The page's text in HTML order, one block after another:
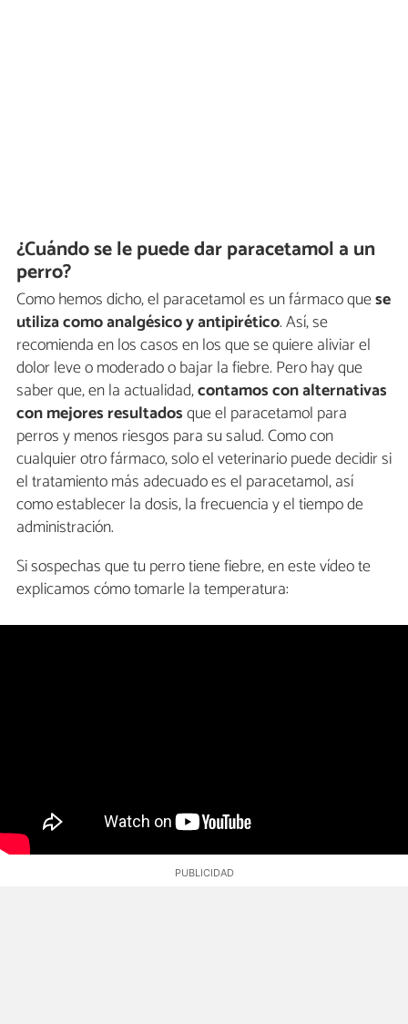
¿Cuándo se le puede dar paracetamol a un
perro?
Como hemos dicho, el paracetamol es un fármaco quese
utiliza como analgésico y antipirético. Así, se
recomienda en los casos en los que se quiere aliviar el
dolor leve o moderado o bajar la fiebre. Pero hay que
saber que, en la actualidad,contamos con alternativas
con mejores resultadosque el paracetamol para
perros y menos riesgos para su salud. Como con
cualquier otro fármaco, solo el veterinario puede decidir si
el tratamiento más adecuado es el paracetamol, así
como establecer la dosis, la frecuencia y el tiempo de
administración.
Si sospechas que tu perro tiene fiebre, en este vídeo te
explicamos cómo tomarle la temperatura: